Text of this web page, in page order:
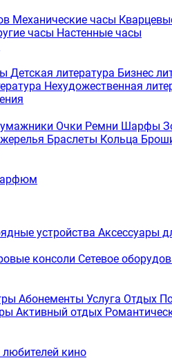
Механические часы
часы Настенные часы
Детская литература Бизнес
Нехудожественная
Очки Ремни Шарфы
Браслеты Кольца
устройства Аксессуары
консоли Сетевое
Абонементы Услуга Отдых
Активный отдых
кино